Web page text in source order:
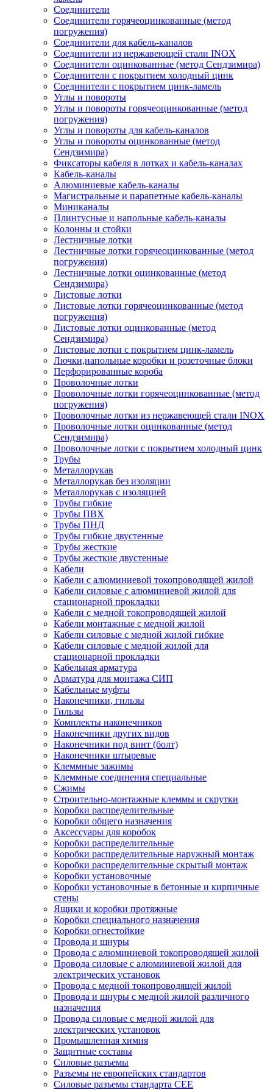
Соединители
Соединители горячеоцинкованные (метод
погружения)
Соединители для кабель-каналов
Соединители из нержавеющей стали INOX
Соединители оцинкованные (метод Сендзимира)
Соединители с покрытием холодный цинк
Соединители с покрытием цинк-ламель
Углы и повороты
Углы и повороты горячеоцинкованные (метод
погружения)
Углы и повороты для кабель-каналов
Углы и повороты оцинкованные (метод
Сендзимира)
Фиксаторы кабеля в лотках и кабель-каналах
Кабель-каналы
Алюминиевые кабель-каналы
Магистральные и парапетные кабель-каналы
Миниканалы
Плинтусные и напольные кабель-каналы
Колонны и стойки
Лестничные лотки
Лестничные лотки горячеоцинкованные (метод
погружения)
Лестничные лотки оцинкованные (метод
Сендзимира)
Листовые лотки
Листовые лотки горячеоцинкованные (метод
погружения)
Листовые лотки оцинкованные (метод
Сендзимира)
Листовые лотки с покрытием цинк-ламель
Лючки,напольные коробки и розеточные блоки
Перфорированные короба
Проволочные лотки
Проволочные лотки горячеоцинкованные (метод
погружения)
Проволочные лотки из нержавеющей стали INOX
Проволочные лотки оцинкованные (метод
Сендзимира)
Проволочные лотки с покрытием холодный цинк
Трубы
Металлорукав
Металлорукав без изоляции
Металлорукав с изоляцией
Трубы гибкие
Трубы ПВХ
Трубы ПНД
Трубы гибкие двустенные
Трубы жесткие
Трубы жесткие двустенные
Кабели
Кабели с алюминиевой токопроводящей жилой
Кабели силовые с алюминиевой жилой для
стационарной прокладки
Кабели с медной токопроводящей жилой
Кабели монтажные с медной жилой
Кабели силовые с медной жилой гибкие
Кабели силовые с медной жилой для
стационарной прокладки
Кабельная арматура
Арматура для монтажа СИП
Кабельные муфты
Наконечники, гильзы
Гильзы
Комплекты наконечников
Наконечники других видов
Наконечники под винт (болт)
Наконечники штыревые
Клеммные зажимы
Клеммные соединения специальные
Сжимы
Строительно-монтажные клеммы и скрутки
Коробки распределительные
Коробки общего назначения
Аксессуары для коробок
Коробки распределительные
Коробки распределительные наружный монтаж
Коробки распределительные скрытый монтаж
Коробки установочные
Коробки установочные в бетонные и кирпичные
стены
Ящики и коробки протяжные
Коробки специального назначения
Коробки огнестойкие
Провода и шнуры
Провода с алюминиевой токопроводящей жилой
Провода силовые с алюминиевой жилой для
электрических установок
Провода с медной токопроводящей жилой
Провода и шнуры с медной жилой различного
назначения
Провода силовые с медной жилой для
электрических установок
Промышленная химия
Защитные составы
Силовые разъемы
Разъемы не европейских стандартов
Силовые разъемы стандарта CEE